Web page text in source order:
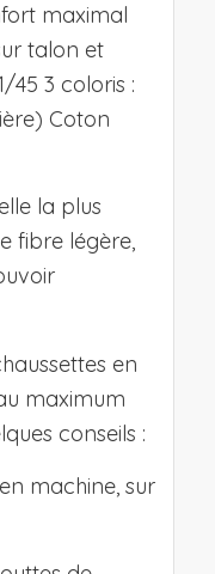
maximal
talon et
45 3 coloris :
Coton
la plus
fibre légère,
en
maximum
conseils :
machine, sur